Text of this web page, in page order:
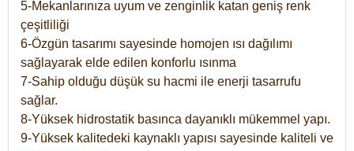
5-Mekanlarınıza uyum ve zenginlik katan geniş renk
çeşitliliği
6-Özgün tasarımı sayesinde homojen ısı dağılımı
sağlayarak elde edilen konforlu ısınma
7-Sahip olduğu düşük su hacmi ile enerji tasarrufu
sağlar.
8-Yüksek hidrostatik basınca dayanıklı mükemmel yapı.
9-Yüksek kalitedeki kaynaklı yapısı sayesinde kaliteli ve